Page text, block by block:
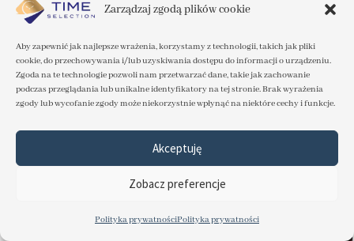
Zarządzaj zgodą plików cookie
Aby zapewnić jak najlepsze wrażenia, korzystamy z technologii, takich jak pliki
cookie, do przechowywania i/lub uzyskiwania dostępu do informacji o urządzeniu.
Zgoda na te technologie pozwoli nam przetwarzać dane, takie jak zachowanie
podczas przeglądania lub unikalne identyfikatory na tej stronie. Brak wyrażenia
zgody lub wycofanie zgody może niekorzystnie wpłynąć na niektóre cechy i funkcje.
Akceptuję
Zobacz preferencje
Polityka prywatnościPolityka prywatności
Dostępny
Dodaj do koszyka